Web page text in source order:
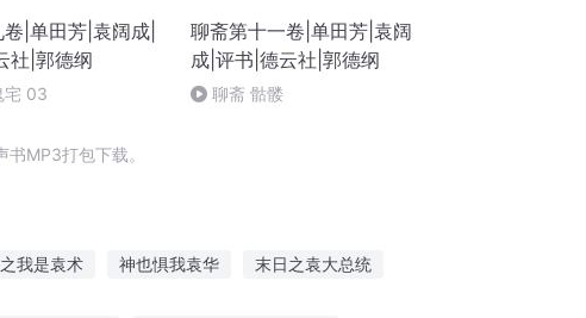
|单田芳|袁阔成|
社|郭德纲
宅 03
聊斋第十一卷|单田芳|袁阔
成|评书|德云社|郭德纲
聊斋 骷髅
MP3打包下载。
我是袁术 神也惧我袁华 末日之袁大总统